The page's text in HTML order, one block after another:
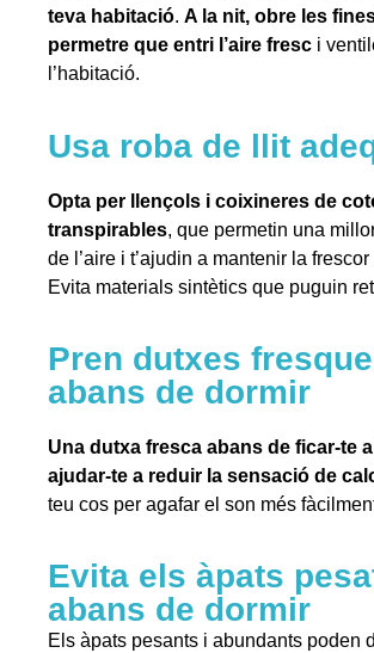
teva habitació. A la nit, obre les
permetre que entri l’aire fresc i
l’habitació.
Usa roba de llit
Opta per llençols i coixineres de
transpirables, que permetin una
de l’aire i t’ajudin a mantenir la
Evita materials sintètics que puguin
Pren dutxes
abans de dormir
Una dutxa fresca abans de ficar-te
ajudar-te a reduir la sensació de
teu cos per agafar el son més
Evita els àpats
abans de dormir
Els àpats pesants i abundants poden